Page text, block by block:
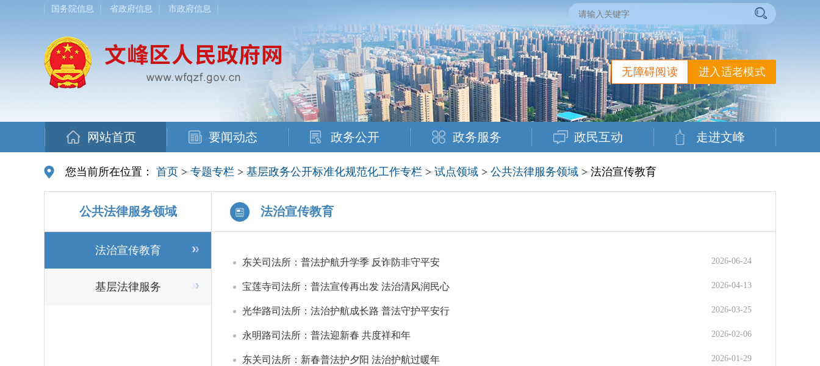
国务院信息 省政府信息 市政府信息
进入适老模式
无障碍阅读
网站首页 要闻动态 政务公开 政务服务 政民互动 走进文峰
您当前所在位置： 首页 > 专题专栏 > 基层政务公开标准化规范化工作专栏 > 试点领域 > 公共法律服务领域 > 法治宣传教育
公共法律服务领域 法治宣传教育
法治宣传教育
基层法律服务
2026-06-24
东关司法所：普法护航升学季 反诈防非守平安
2026-04-13
宝莲寺司法所：普法宣传再出发 法治清风润民心
2026-03-25
光华路司法所：法治护航成长路 普法守护平安行
2026-02-06
永明路司法所：普法迎新春 共度祥和年
2026-01-29
东关司法所：新春普法护夕阳 法治护航过暖年